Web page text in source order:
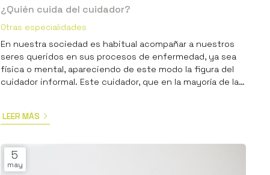
¿Quién cuida del cuidador?
Otras especialidades
En nuestra sociedad es habitual acompañar a nuestros
seres queridos en sus procesos de enfermedad, ya sea
física o mental, apareciendo de este modo la figura del
cuidador informal. Este cuidador, que en la mayoría de las
mayor parte de su tiempo al cuidado de la persona.
contemplarían una dependencia física o mental, un
Trastorno Mental limitan...
LEER MÁS
5
may